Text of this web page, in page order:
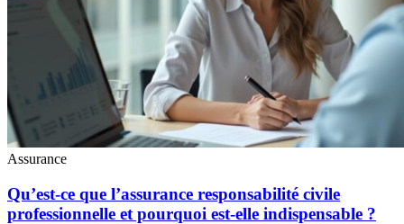
Assurance
Qu’est-ce que l’assurance responsabilité civile
professionnelle et pourquoi est-elle indispensable ?